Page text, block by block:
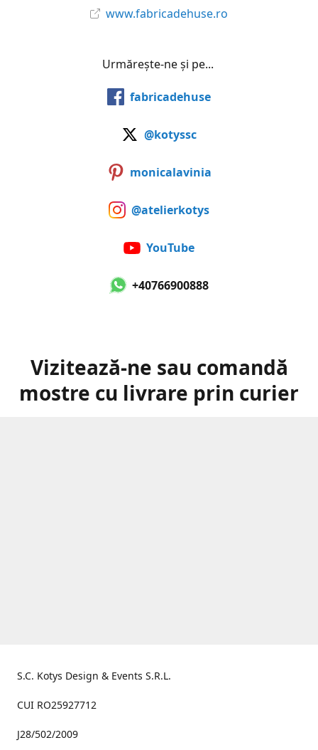
www.fabricadehuse.ro
Urmărește-ne și pe...
fabricadehuse
@kotyssc
monicalavinia
@atelierkotys
YouTube
+40766900888
Vizitează-ne sau comandă
mostre cu livrare prin curier
S.C. Kotys Design & Events S.R.L.
CUI RO25927712
J28/502/2009